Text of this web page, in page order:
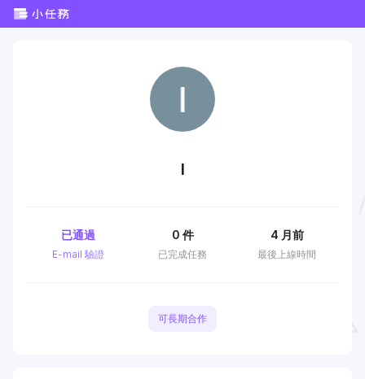
I
E-mail 驗證
已通過
已完成任務
0 件
最後上線時間
4 月前
可長期合作